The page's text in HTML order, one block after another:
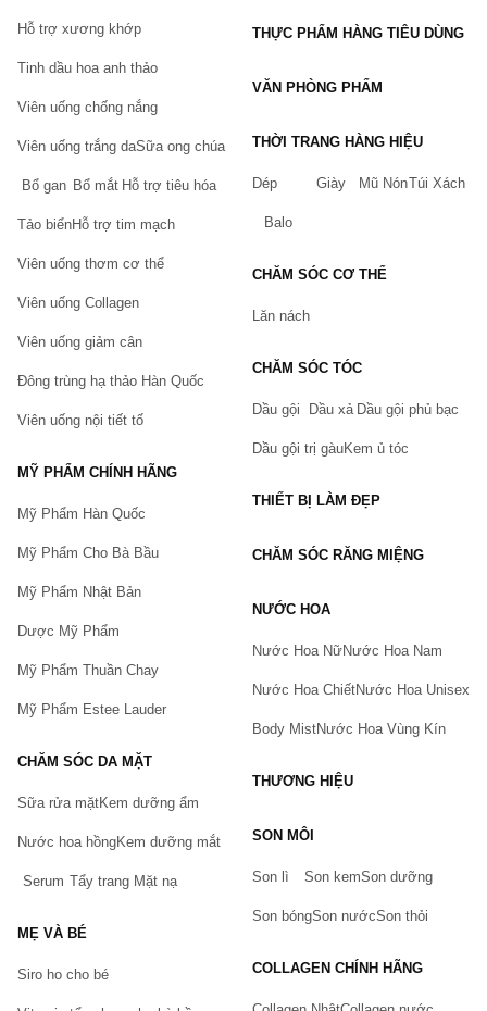
Bạn gặp vấn đề về sản phẩm hay mua hàng?
Hãy báo lỗi cho chúng tôi. Hoặc gọi cho chúng tôi qua số
Hỗ trợ xương khớp
Tinh dầu hoa anh thảo
Viên uống chống nắng
Viên uống trắng daSữa ong chúa
Bổ gan Bổ mắt Hỗ trợ tiêu hóa
Tảo biểnHỗ trợ tim mạch
Viên uống thơm cơ thể
Viên uống Collagen
Viên uống giảm cân
Đông trùng hạ thảo Hàn Quốc
Viên uống nội tiết tố
MỸ PHẨM CHÍNH HÃNG
Mỹ Phẩm Hàn Quốc
Mỹ Phẩm Cho Bà Bầu
Mỹ Phẩm Nhật Bản
Dược Mỹ Phẩm
Mỹ Phẩm Thuần Chay
Mỹ Phẩm Estee Lauder
CHĂM SÓC DA MẶT
Sữa rửa mặtKem dưỡng ẩm
Nước hoa hồngKem dưỡng mắt
Serum Tẩy trang Mặt nạ
MẸ VÀ BÉ
Siro ho cho bé
THỰC PHẨM HÀNG TIÊU DÙNG
VĂN PHÒNG PHẨM
THỜI TRANG HÀNG HIỆU
Dép Giày Mũ NónTúi Xách
Balo
CHĂM SÓC CƠ THỂ
Lăn nách
CHĂM SÓC TÓC
Dầu gội Dầu xả Dầu gội phủ bạc
Dầu gội trị gàuKem ủ tóc
THIẾT BỊ LÀM ĐẸP
CHĂM SÓC RĂNG MIỆNG
NƯỚC HOA
Nước Hoa NữNước Hoa Nam
Nước Hoa ChiếtNước Hoa Unisex
Body MistNước Hoa Vùng Kín
THƯƠNG HIỆU
SON MÔI
Son lì Son kemSon dưỡng
Son bóngSon nướcSon thỏi
COLLAGEN CHÍNH HÃNG